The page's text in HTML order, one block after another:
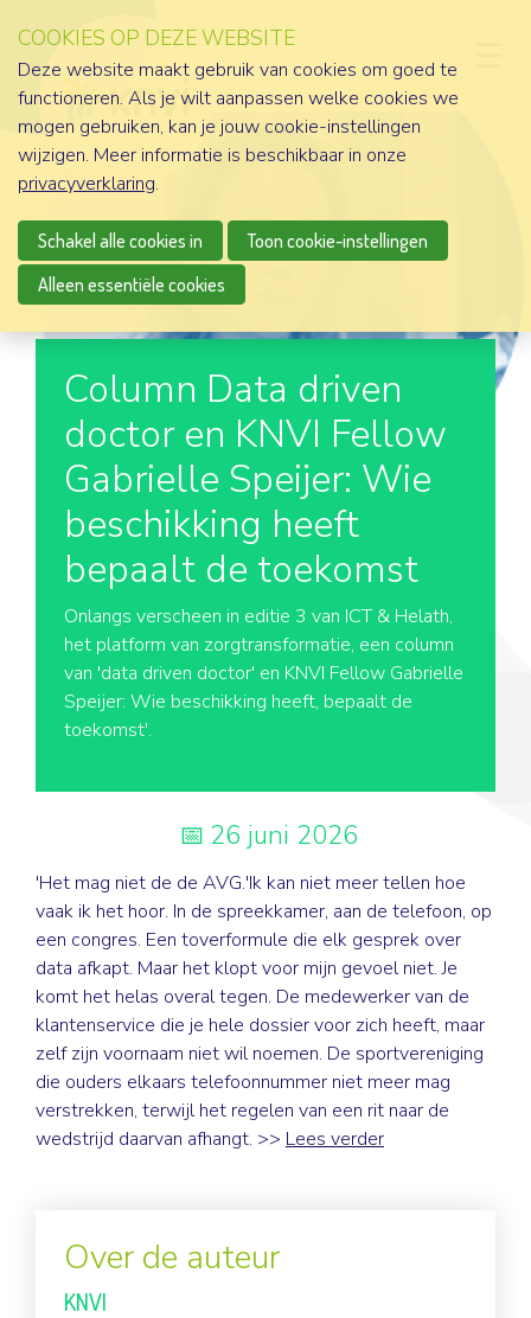
Column Data driven
doctor en KNVI Fellow
Gabrielle Speijer: Wie
beschikking heeft
bepaalt de toekomst
Onlangs verscheen in editie 3 van ICT & Helath,
het platform van zorgtransformatie, een column
van 'data driven doctor' en KNVI Fellow Gabrielle
Speijer: Wie beschikking heeft, bepaalt de
toekomst'.
26 juni 2026
'Het mag niet de de AVG.'Ik kan niet meer tellen hoe
vaak ik het hoor. In de spreekkamer, aan de telefoon, op
een congres. Een toverformule die elk gesprek over
data afkapt. Maar het klopt voor mijn gevoel niet. Je
komt het helas overal tegen. De medewerker van de
klantenservice die je hele dossier voor zich heeft, maar
zelf zijn voornaam niet wil noemen. De sportvereniging
die ouders elkaars telefoonnummer niet meer mag
verstrekken, terwijl het regelen van een rit naar de
wedstrijd daarvan afhangt. >> Lees verder
Over de auteur
KNVI
COOKIES OP DEZE WEBSITE
Deze website maakt gebruik van cookies om goed te
functioneren. Als je wilt aanpassen welke cookies we
mogen gebruiken, kan je jouw cookie-instellingen
wijzigen. Meer informatie is beschikbaar in onze
privacyverklaring.
Schakel alle cookies in
Toon cookie-instellingen
Alleen essentiële cookies